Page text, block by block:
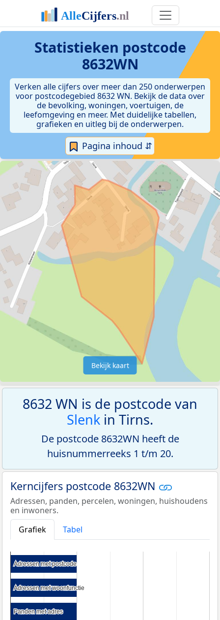
Statistieken postcode
8632WN
Verken alle cijfers over meer dan 250 onderwerpen
voor postcodegebied 8632 WN. Bekijk de data over
de bevolking, woningen, voertuigen, de
leefomgeving en meer. Met duidelijke tabellen,
grafieken en uitleg bij de onderwerpen.
Pagina inhoud ⇵
Bekijk kaart
8632 WN is de postcode van
Slenk in Tirns.
De postcode 8632WN heeft de
huisnummerreeks 1 t/m 20.
Kerncijfers postcode 8632WN
Adressen, panden, percelen, woningen, huishoudens
en inwoners.
Grafiek
Tabel
Adressen met postcode
Adressen met postcode
Adressen met woonfunctie
Adressen met woonfunctie
Panden met adres
Panden met adres